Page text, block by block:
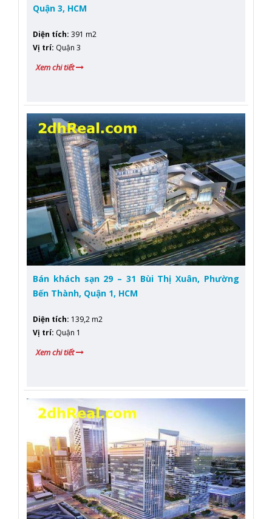
Quận 3, HCM
Diện tích: 391 m2
Vị trí: Quận 3
Xem chi tiết
Bán khách sạn 29 – 31 Bùi Thị Xuân, Phường
Bến Thành, Quận 1, HCM
Diện tích: 139,2 m2
Vị trí: Quận 1
Xem chi tiết